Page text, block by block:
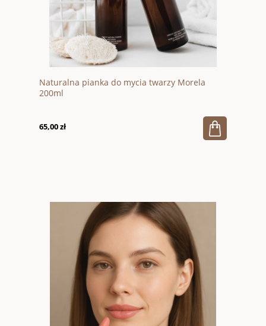
Naturalna pianka do mycia twarzy Morela
200ml
65,00 zł